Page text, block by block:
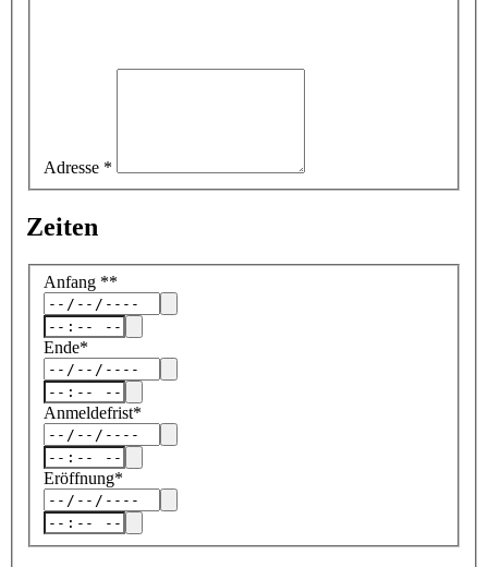
Adresse *
Zeiten
Anfang **
Ende*
Anmeldefrist*
Eröffnung*